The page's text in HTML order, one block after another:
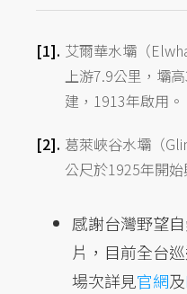
艾爾華水壩（
上游7.9公里，壩
建，1913年啟用。
葛萊峽谷水壩（
公尺於1925年開
感謝台灣野望
片，目前全台
場次詳見官網及